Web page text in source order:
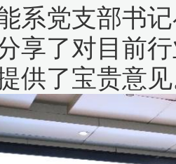
党支部书记
享了对目前
供了宝贵意